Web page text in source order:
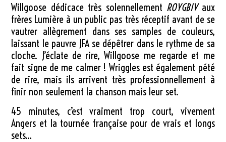
Willgoose dédicace très solennellement ROYGBIVaux
frères Lumière à un public pas très réceptif avant de se
vautrer allègrement dans ses samples de couleurs,
laissant le pauvre JFA se dépêtrer dans le rythme de sa
cloche. J’éclate de rire, Willgoose me regarde et me
fait signe de me calmer ! Wriggles est également pété
de rire, mais ils arrivent très professionnellement à
finir non seulement la chanson mais leur set.
45 minutes, c’est vraiment trop court, vivement
Angers et la tournée française pour de vrais et longs
sets…